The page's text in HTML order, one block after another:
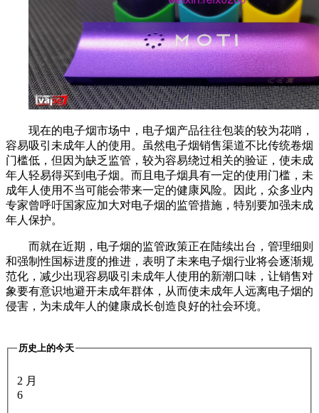
现在的电子烟市场中，电子烟产品往往包装的较为花哨，
容易吸引未成年人的使用。虽然电子烟销售渠道不比传统卷烟
门槛低，但因为缺乏监管，较为容易绕过相关的验证，使未成
年人轻易得买到电子烟。而且电子烟具有一定的使用门槛，未
成年人使用不当可能会带来一定的健康风险。因此，众多业内
专家曾呼吁国家应加大对电子烟的监管措施，特别要加强未成
年人保护。
而就在近期，电子烟的监管政策正在陆续出台，管理细则
和强制性国标进度的推进，表明了未来电子烟行业将会逐渐规
范化，减少出现容易吸引未成年人使用的新潮口味，让销售对
象要有意识地避开未成年群体，从而使未成年人远离电子烟的
侵害，为未成年人的健康成长创造良好的社会环境。
历史上的今天
2 月
6